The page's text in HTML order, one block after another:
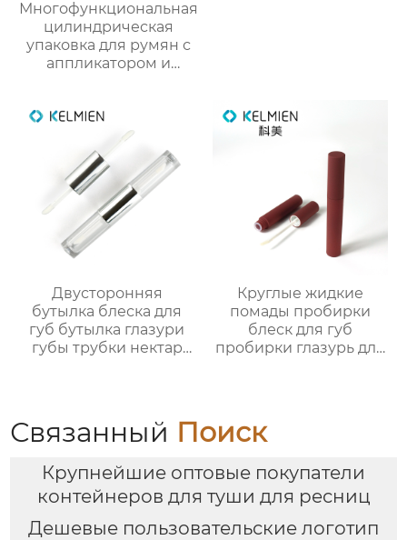
Многофункциональная
цилиндрическая
упаковка для румян с
аппликатором и
Двусторонняя
бутылка блеска для
губ бутылка глазури
губы трубки нектар
упаковки фабрики
OEM
Круглые жидкие
помады пробирки
блеск для губ
пробирки глазурь для
Связанный Поиск
Крупнейшие оптовые покупатели
контейнеров для туши для ресниц
Дешевые пользовательские логотип